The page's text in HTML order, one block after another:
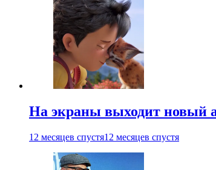
На экраны выходит новый
12 месяцев спустя12 месяцев спустя